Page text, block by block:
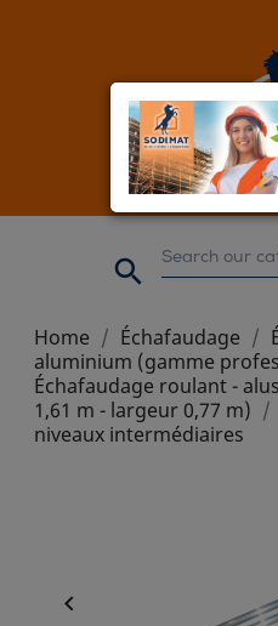

Home Échafaudage
aluminium (gamme
Échafaudage roulant -
1,61 m - largeur 0,77 m)
niveaux intermédiaires
